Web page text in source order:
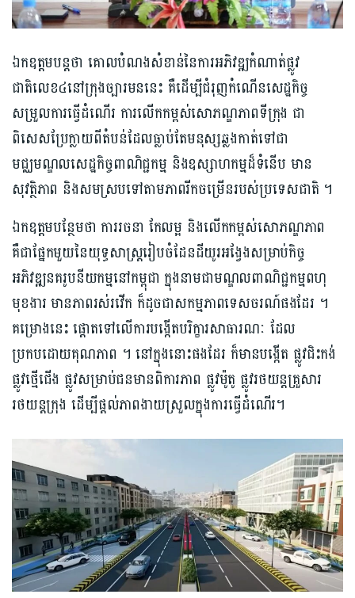
ឯកឧត្តម​បន្តថា គោល​បំណង​សំខាន់​នៃការអភិវឌ្ឍ​កំណាត់​ផ្លូវ
ជាតិលេខ​៤នៅក្រុង​ច្បារមន​នេះ គឺដើម្បីជំរុញកំណើន​សេដ្ឋកិច្ច​
សម្រួល​ការធ្វើដំណើរ ការ​លើក​កម្ពស់សោភណ្ឌភាពទីក្រុង ជា
ពិសេស​ប្រែក្លាយពីតំបន់ដែលធ្លាប់តែមនុស្ស​ឆ្លងកាត់ទៅជា​
មជ្ឈមណ្ឌល​សេដ្ឋកិច្ចពាណិជ្ជកម្ម និងឧស្សាហកម្មដ៏ទំនើប មាន
សុវត្ថិភាព និងសមស្របទៅតាម​ភាពរីកចម្រើន​របស់ប្រទេសជាតិ ។
ឯកឧត្តម​បន្ថែមថា ការ​រចនា កែលម្អ និងលើកកម្ពស់​សោភណ្ឌភាព​
គឺជា​ផ្នែក​មួយ​នៃយុទ្ធសាស្ត្រ​រៀបចំដែនដីយូរអង្វែង​សម្រាប់​កិច្ច
អភិវឌ្ឍនគរូបនីយកម្មនៅកម្ពុជា​ ក្នុងនាមជាមណ្ឌលពាណិជ្ជកម្មពហុ
មុខងារ មានភាពរស់រវើក ក៏ដូចជាសកម្មភាពទេសចរណ៍ផងដែរ ។
គម្រោងនេះ ផ្ដោតទៅលើ​ការ​បង្កើត​បរិក្ខារសាធារណៈ ដែល
ប្រកបដោយគុណភាព ។ នៅក្នុងនោះផងដែរ ក៏មានបង្កើត​ ផ្លូវជិះកង់
ផ្លូវ​ថ្មើជើង ផ្លូវ​សម្រាប់ជនមានពិការភាព ផ្លូវ​ម៉ូតូ ផ្លូវ​រថយន្តគ្រួសារ
រថយន្តក្រុង​ ដើម្បីផ្ដល់ភាពងាយស្រួលក្នុងការ​ធ្វើដំណើរ​។